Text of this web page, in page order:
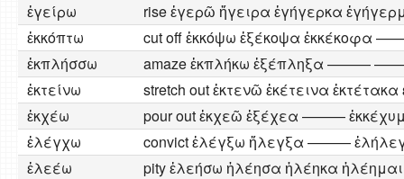
ἐγείρω
rise ἐγερῶ ἤγειρα ἐγήγερκα
ἐκκόπτω
cut off ἐκκόψω ἐξέκοψα ἐκκέκοφα
ἐκπλήσσω
amaze ἐκπλήκω ἐξέπληξα ———
ἐκτείνω
stretch out ἐκτενῶ ἐκέτεινα
ἐκχέω
pour out ἐκχεῶ ἐξέχεα ———
ἐλέγχω
convict ἐλέγξω ἤλεγξα ———
ἐλεέω
pity ἐλεήσω ἠλέησα ἠλέηκα